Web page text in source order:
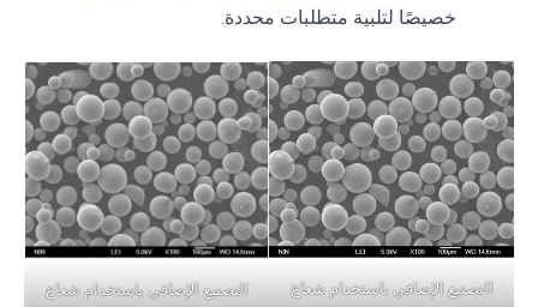
خصيصًا لتلبية متطلبات محددة.
التصنيع الإضافي باستخدام شعاع
التصنيع الإضافي باستخدام شعاع